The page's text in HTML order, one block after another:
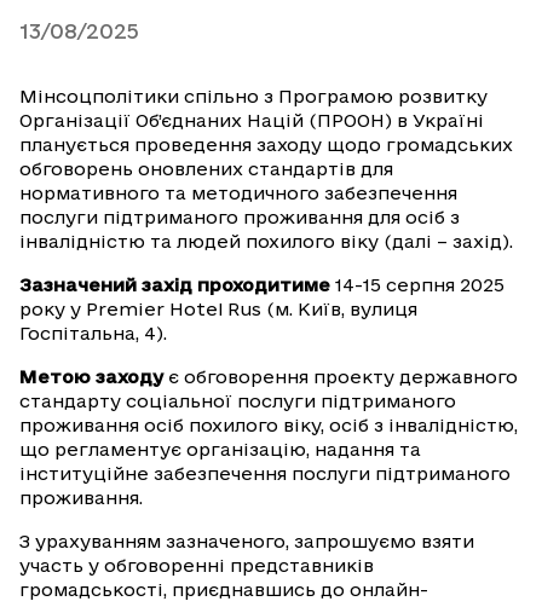
13/08/2025
Мінсоцполітики спільно з Програмою розвитку
Організації Об’єднаних Націй (ПРООН) в Україні
планується проведення заходу щодо громадських
обговорень оновлених стандартів для
нормативного та методичного забезпечення
послуги підтриманого проживання для осіб з
інвалідністю та людей похилого віку (далі – захід).
Зазначений захід проходитиме 14-15 серпня 2025
року у Premier Hotel Rus (м. Київ, вулиця
Госпітальна, 4).
Метою заходує обговорення проекту державного
стандарту соціальної послуги підтриманого
проживання осіб похилого віку, осіб з інвалідністю,
що регламентує організацію, надання та
інституційне забезпечення послуги підтриманого
проживання.
З урахуванням зазначеного, запрошуємо взяти
участь у обговоренні представників
громадськості, приєднавшись до онлайн-